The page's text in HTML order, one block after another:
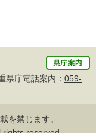
庁電話案内： 059-
を禁じます。
rights reserved.